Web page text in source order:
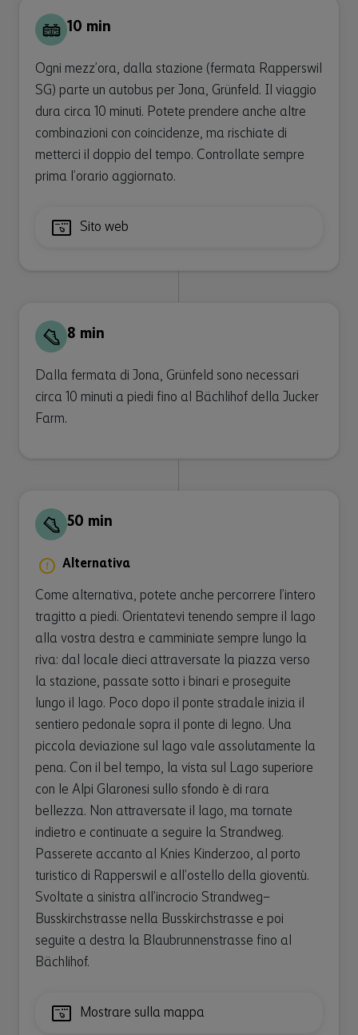
10 min
Ogni mezz’ora, dalla stazione (fermata Rapperswil
SG) parte un autobus per Jona, Grünfeld. Il viaggio
dura circa 10 minuti. Potete prendere anche altre
combinazioni con coincidenze, ma rischiate di
metterci il doppio del tempo. Controllate sempre
prima l’orario aggiornato.
Sito web
8 min
Dalla fermata di Jona, Grünfeld sono necessari
circa 10 minuti a piedi fino al Bächlihof della Jucker
Farm.
50 min
Alternativa
Come alternativa, potete anche percorrere l’intero
tragitto a piedi. Orientatevi tenendo sempre il lago
alla vostra destra e camminiate sempre lungo la
riva: dal locale dieci attraversate la piazza verso
la stazione, passate sotto i binari e proseguite
lungo il lago. Poco dopo il ponte stradale inizia il
sentiero pedonale sopra il ponte di legno. Una
piccola deviazione sul lago vale assolutamente la
pena. Con il bel tempo, la vista sul Lago superiore
con le Alpi Glaronesi sullo sfondo è di rara
bellezza. Non attraversate il lago, ma tornate
indietro e continuate a seguire la Strandweg.
Passerete accanto al Knies Kinderzoo, al porto
turistico di Rapperswil e all’ostello della gioventù.
Svoltate a sinistra all’incrocio Strandweg–
Busskirchstrasse nella Busskirchstrasse e poi
seguite a destra la Blaubrunnenstrasse fino al
Bächlihof.
Mostrare sulla mappa